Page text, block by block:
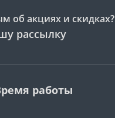
об акциях и скидках?
рассылку
работы